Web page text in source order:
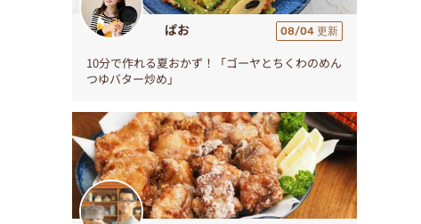
ぱお 08/04 更新
10分で作れる夏おかず！「ゴーヤとちくわのめん
つゆバター炒め」